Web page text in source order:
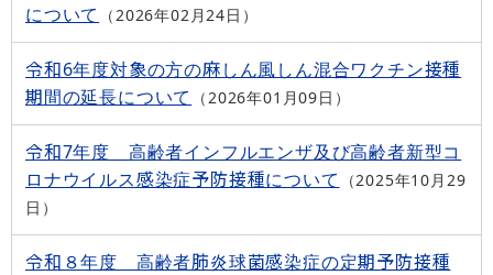
について
2026年02月24日
令和6年度対象の方の麻しん風しん混合ワクチン接種
期間の延長について
2026年01月09日
令和7年度 高齢者インフルエンザ及び高齢者新型コ
ロナウイルス感染症予防接種について
2025年10月29
日
令和８年度 高齢者肺炎球菌感染症の定期予防接種